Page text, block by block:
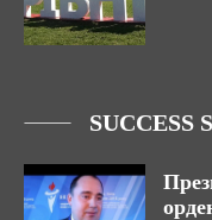
SUCCESS